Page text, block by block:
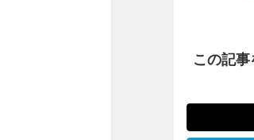
この記